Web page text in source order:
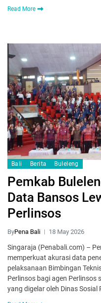
Read More
Bali Berita Buleleng
Pemkab
Data Bansos
Perlinsos
ByPena Bali 18 May 2026
Singaraja (Penabali.com) –
memperkuat akurasi data
pelaksanaan Bimbingan
Perlinsos bagi agen Perlinsos
yang digelar oleh Dinas